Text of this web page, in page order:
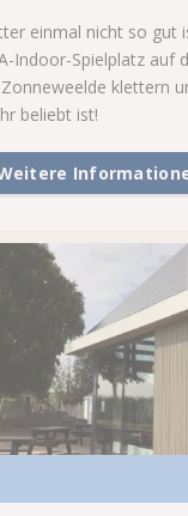
einmal nicht so gut
Indoor-Spielplatz auf
klettern
beliebt ist!